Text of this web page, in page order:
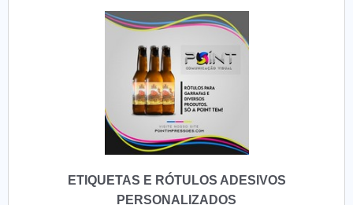
de etiqueta auto adesiva personalizada. São diversas
opções de itens oferecidos, como adesivo de troca de óleo e
adesivo para roupa termocolante.Tem rótulo de uma
empresa comprometida com seus serviços e uma empresa
responsável, padrões alcançados por conter escritório de
alta qualidade onde são realizadas as atividades e
equipamentos de última geração.Esses fatores, somados a
um time com equipe multidisciplinar de consultores
associados e colaboradores eficientes, garantem o sucesso
de cada cliente de ponta a ponta.
DE ETIQUETAS ADESIVASA 4Food Print foca seus recursos
em proporcionar para os parceiros uma estrutura com chão
de fábrica de alta qualidade onde são realizadas as
atividades e logística planejada para entregas em curto
prazo, tudo para garantir fornecedor de etiquetas adesivas
com ótima qualidade.Há muitas maneiras eficientes de uma
companhia demonstrar competência, excelência e destaque
em sua área de atuação. A 4Food Print se mostra referência
por ter: Colaboradores eficientes; Atendimento
preço.Sem trocar o foco sobre fornecedor de etiquetas
adesivas, mais do que visar apenas lucratividade, deve
ETIQUETAS E RÓTULOS ADESIVOS
PERSONALIZADOS